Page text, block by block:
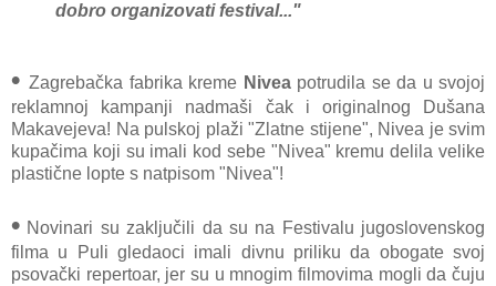
dobro organizovati festival..."
•Zagrebačka fabrika kreme Niveapotrudila se da u svojoj
reklamnoj kampanji nadmaši čak i originalnog Dušana
Makavejeva! Na pulskoj plaži "Zlatne stijene", Nivea je svim
kupačima koji su imali kod sebe "Nivea" kremu delila velike
plastične lopte s natpisom "Nivea"!
• Novinari su zaključili da su na Festivalu jugoslovenskog
filma u Puli gledaoci imali divnu priliku da obogate svoj
psovački repertoar, jer su u mnogim filmovima mogli da čuju